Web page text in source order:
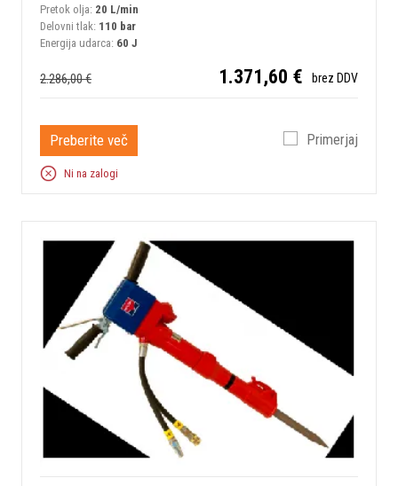
Pretok olja: 20 L/min
Delovni tlak: 110 bar
Energija udarca: 60 J
2.286,00 € 1.371,60 € brez DDV
Preberite več Primerjaj
Ni na zalogi